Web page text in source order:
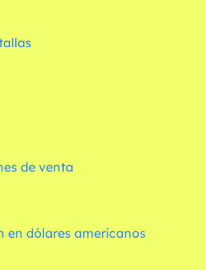
de venta
en dólares americanos